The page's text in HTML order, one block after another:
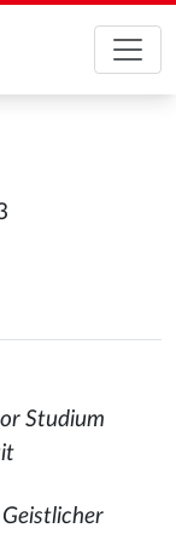
Studium
Geistlicher